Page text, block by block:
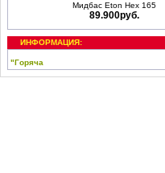
Мидбас Eton Hex 165
89.900руб.
ИНФОРМАЦИЯ:
"Горяча